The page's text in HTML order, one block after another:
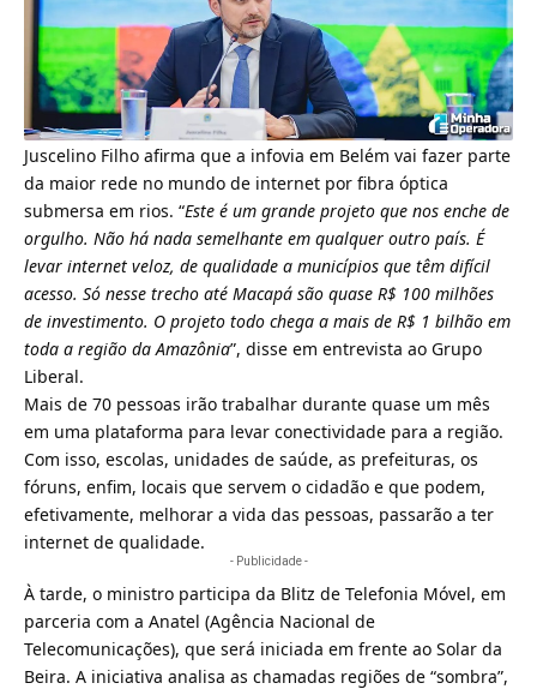
Juscelino Filho afirma que a infovia em Belém vai fazer parte
da maior rede no mundo de internet por fibra óptica
submersa em rios. “Este é um grande projeto que nos enche de
orgulho. Não há nada semelhante em qualquer outro país. É
levar internet veloz, de qualidade a municípios que têm difícil
acesso. Só nesse trecho até Macapá são quase R$ 100 milhões
de investimento. O projeto todo chega a mais de R$ 1 bilhão em
toda a região da Amazônia”, disse em entrevista ao Grupo
Liberal.
Mais de 70 pessoas irão trabalhar durante quase um mês
em uma plataforma para levar conectividade para a região.
Com isso, escolas, unidades de saúde, as prefeituras, os
fóruns, enfim, locais que servem o cidadão e que podem,
efetivamente, melhorar a vida das pessoas, passarão a ter
internet de qualidade.
- Publicidade -
À tarde, o ministro participa da Blitz de Telefonia Móvel, em
parceria com a Anatel (Agência Nacional de
Telecomunicações), que será iniciada em frente ao Solar da
Beira. A iniciativa analisa as chamadas regiões de “sombra”,